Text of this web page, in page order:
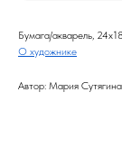
Бумага/акварель,
О художнике
Автор: Мария Сутягина